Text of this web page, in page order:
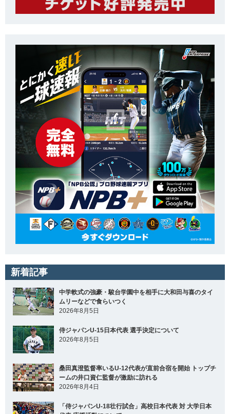
新着記事
中学軟式の強豪・駿台学園中を相手に大和田与喜のタイ
ムリーなどで食らいつく
2026年8月5日
侍ジャパンU-15日本代表 選手決定について
2026年8月5日
桑田真澄監督率いるU-12代表が直前合宿を開始 トップチ
ームの井口資仁監督が激励に訪れる
2026年8月4日
「侍ジャパンU-18壮行試合」高校日本代表 対 大学日本